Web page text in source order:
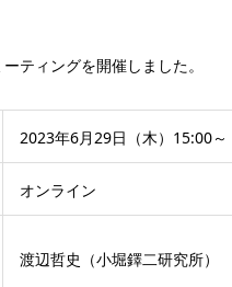
ティングを開催しました。
2023年6月29日（木）15:00～
オンライン
渡辺哲史（小堀鐸二研究所）